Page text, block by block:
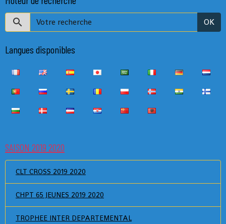
OK
Langues disponibles
SAISON 2019 2020
CLT CROSS 2019 2020
CHPT 65 JEUNES 2019 2020
TROPHEE INTER DEPARTEMENTAL